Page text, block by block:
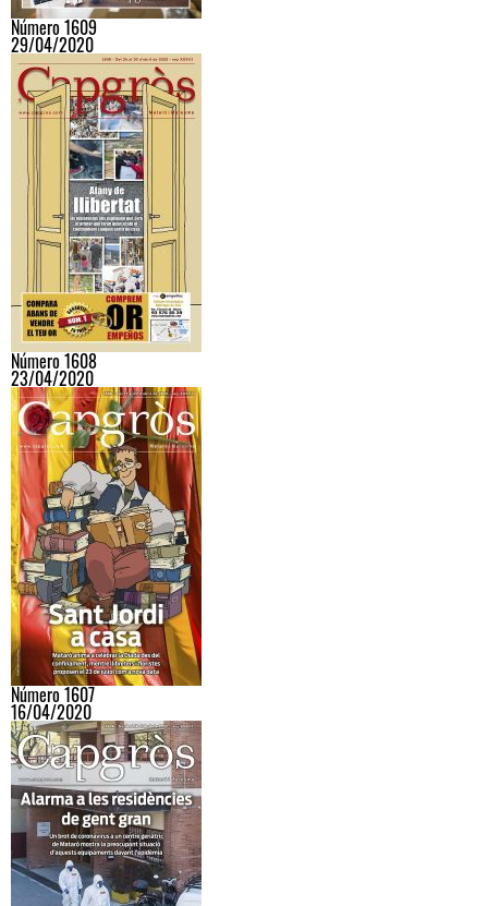
Número 1609
29/04/2020
Número 1608
23/04/2020
Número 1607
16/04/2020